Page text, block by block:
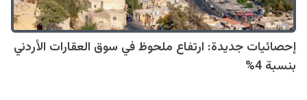
إحصائيات جديدة: ارتفاع ملحوظ في سوق العقارات الأردني
بنسبة 4%